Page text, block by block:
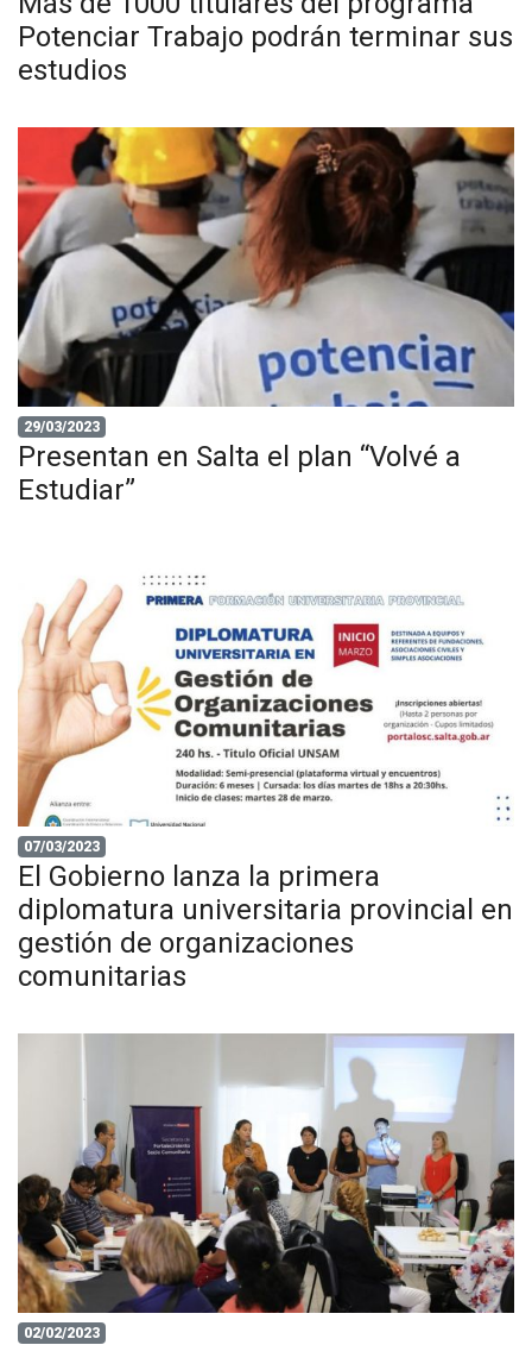
Potenciar Trabajo podrán terminar sus
estudios
29/03/2023
Presentan en Salta el plan “Volvé a
Estudiar”
07/03/2023
El Gobierno lanza la primera
diplomatura universitaria provincial en
gestión de organizaciones
comunitarias
02/02/2023